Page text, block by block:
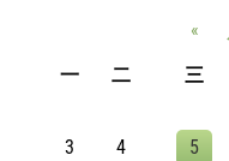
«
一
二 三
3
4 5